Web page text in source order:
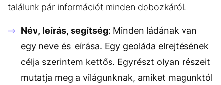
találunk pár információt minden dobozkáról.
Név, leírás, segítség: Minden ládának van
egy neve és leírása. Egy geoláda elrejtésének
célja szerintem kettős. Egyrészt olyan részeit
mutatja meg a világunknak, amiket magunktól